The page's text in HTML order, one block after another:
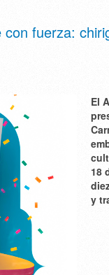
fuerza:
El
18
y